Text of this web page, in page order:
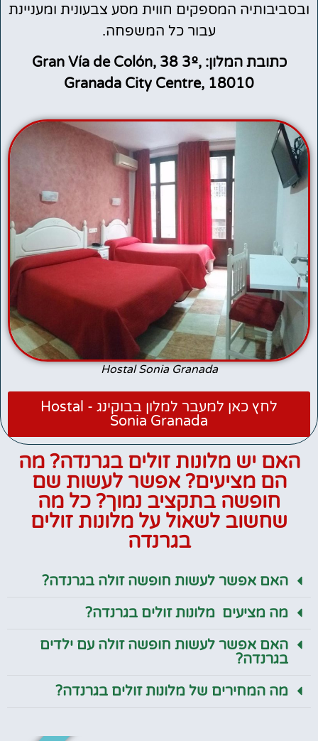
ובסביבותיה המספקים חווית מסע צבעונית ומעניינת
עבור כל המשפחה.
כתובת המלון: Gran Vía de Colón, 38 3º,
Granada City Centre, 18010
Hostal Sonia Granada
לחץ כאן למעבר למלון בבוקינג - Hostal
Sonia Granada
האם יש מלונות זולים בגרנדה? מה
הם מציעים? אפשר לעשות שם
חופשה בתקציב נמוך? כל מה
שחשוב לשאול על מלונות זולים
בגרנדה
האם אפשר לעשות חופשה זולה בגרנדה?
מה מציעים מלונות זולים בגרנדה?
האם אפשר לעשות חופשה זולה עם ילדים
בגרנדה?
מה המחירים של מלונות זולים בגרנדה?